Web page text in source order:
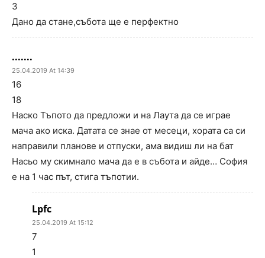
3
Дано да стане,събота ще е перфектно
.......
25.04.2019 At 14:39
16
18
Наско Тъпото да предложи и на Лаута да се играе
мача ако иска. Датата се знае от месеци, хората са си
направили планове и отпуски, ама видиш ли на бат
Насьо му скимнало мача да е в събота и айде… София
е на 1 час път, стига тъпотии.
Lpfc
25.04.2019 At 15:12
7
1